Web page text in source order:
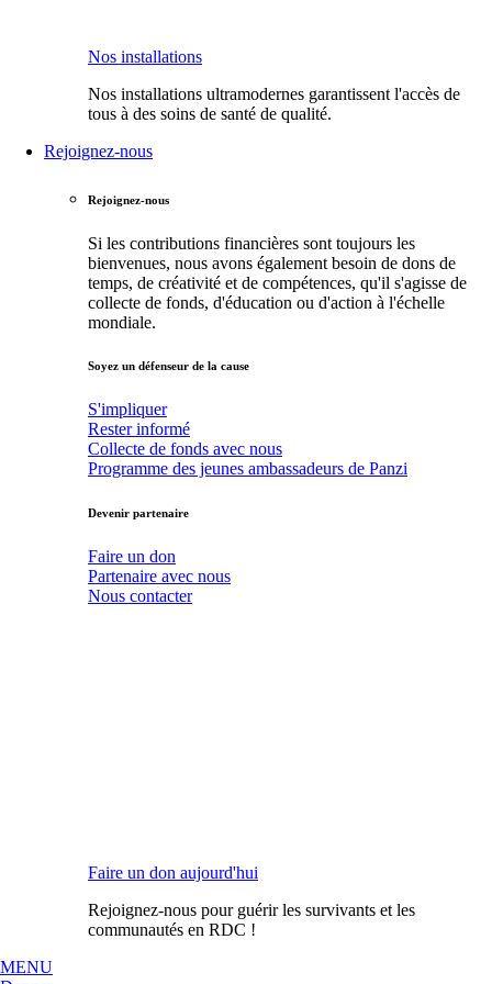
Nos installations
Nos installations ultramodernes garantissent l'accès de
tous à des soins de santé de qualité.
Rejoignez-nous
Rejoignez-nous
Si les contributions financières sont toujours les
bienvenues, nous avons également besoin de dons de
temps, de créativité et de compétences, qu'il s'agisse de
collecte de fonds, d'éducation ou d'action à l'échelle
mondiale.
Soyez un défenseur de la cause
S'impliquer
Rester informé
Collecte de fonds avec nous
Programme des jeunes ambassadeurs de Panzi
Devenir partenaire
Faire un don
Partenaire avec nous
Nous contacter
Faire un don aujourd'hui
Rejoignez-nous pour guérir les survivants et les
communautés en RDC !
MENU